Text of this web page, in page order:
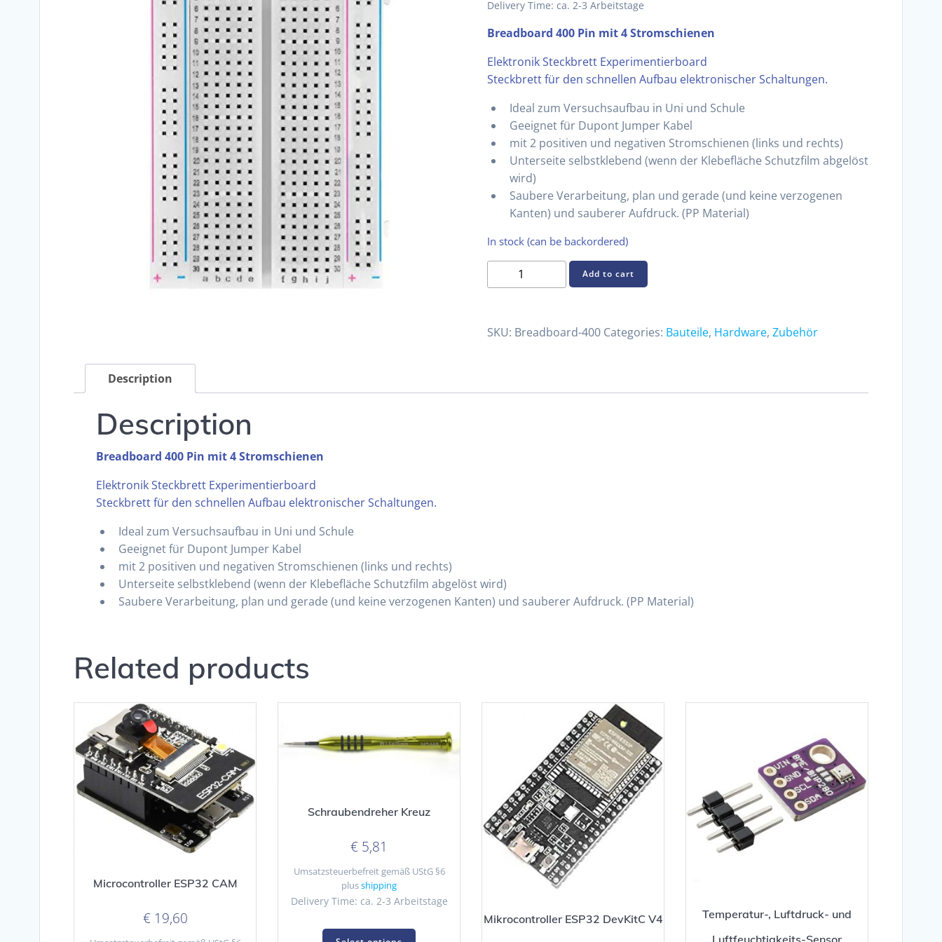
Delivery Time: ca. 2-3 Arbeitstage
Breadboard 400 Pin mit 4 Stromschienen
Elektronik Steckbrett Experimentierboard
Steckbrett für den schnellen Aufbau elektronischer Schaltungen.
Ideal zum Versuchsaufbau in Uni und Schule
Geeignet für Dupont Jumper Kabel
mit 2 positiven und negativen Stromschienen (links und rechts)
Unterseite selbstklebend (wenn der Klebefläche Schutzfilm abgelöst
wird)
Saubere Verarbeitung, plan und gerade (und keine verzogenen
Kanten) und sauberer Aufdruck. (PP Material)
In stock (can be backordered)
Breadboard
400
Add to cart
SKU: Breadboard-400 Categories: Bauteile, Hardware, Zubehör
Description
Description
Breadboard 400 Pin mit 4 Stromschienen
Elektronik Steckbrett Experimentierboard
Steckbrett für den schnellen Aufbau elektronischer Schaltungen.
Ideal zum Versuchsaufbau in Uni und Schule
Geeignet für Dupont Jumper Kabel
mit 2 positiven und negativen Stromschienen (links und rechts)
Unterseite selbstklebend (wenn der Klebefläche Schutzfilm abgelöst wird)
Saubere Verarbeitung, plan und gerade (und keine verzogenen Kanten) und sauberer Aufdruck. (PP Material)
Related products
Microcontroller ESP32 CAM
€19,60
Schraubendreher Kreuz
€ 5,81
Umsatzsteuerbefreit gemäß UStG §6
plusshipping
Delivery Time: ca. 2-3 Arbeitstage
This
Mikrocontroller ESP32 DevKitC V4
Temperatur-, Luftdruck- und
Luftfeuchtigkeits-Sensor